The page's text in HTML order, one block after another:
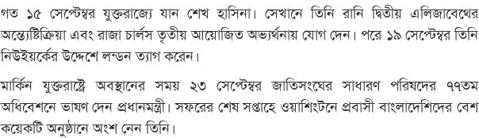
গত ১৫ সেপ্টেম্বর যুক্তরাজ্যে যান শেখ হাসিনা। সেখানে তিনি রানি দ্বিতীয় এলিজাবেথের
অন্ত্যেষ্টিক্রিয়া এবং রাজা চার্লস তৃতীয় আয়োজিত অভ্যর্থনায় যোগ দেন। পরে ১৯ সেপ্টেম্বর তিনি
নিউইয়র্কের উদ্দেশে লন্ডন ত্যাগ করেন।
মার্কিন যুক্তরাষ্ট্রে অবস্থানের সময় ২৩ সেপ্টেম্বর জাতিসংঘের সাধারণ পরিষদের ৭৭তম
অধিবেশনে ভাষণ দেন প্রধানমন্ত্রী। সফরের শেষ সপ্তাহে ওয়াশিংটনে প্রবাসী বাংলাদেশিদের বেশ
কয়েকটি অনুষ্ঠানে অংশ নেন তিনি।